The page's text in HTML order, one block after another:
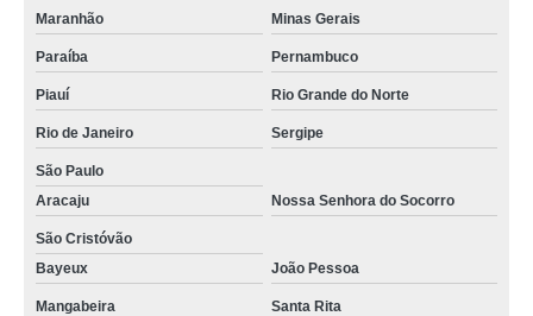
Maranhão Minas Gerais
Paraíba Pernambuco
Piauí Rio Grande do Norte
Rio de Janeiro Sergipe
São Paulo
Aracaju
Nossa Senhora do Socorro
São Cristóvão
Bayeux
João Pessoa
Mangabeira
Santa Rita